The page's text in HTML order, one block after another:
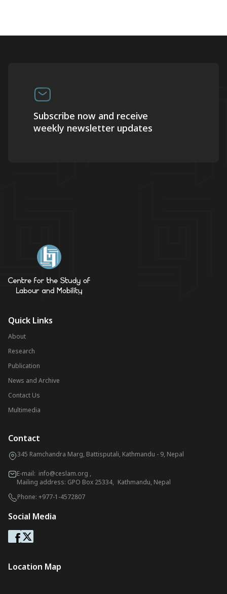
Subscribe now and receive
weekly newsletter updates
Quick Links
About
Research
Publication
News and Archive
Contact Us
Multimedia
Contact
345 Ramchandra Marg, Battisputali, Kathmandu - 9, Nepal
E-mail: info@ceslam.org ,
Mailing address: GPO Box 25334, Kathmandu, Nepal
Phone: +977-1-4572807
Social Media
Location Map